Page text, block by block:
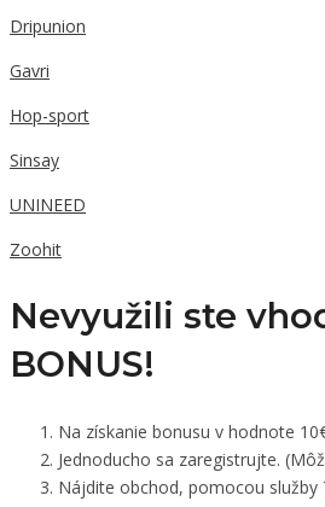
Dripunion
Gavri
Hop-sport
Sinsay
UNINEED
Zoohit
Nevyužili ste
BONUS!
Na získanie bonusu v hodnote
Jednoducho sa zaregistrujte.
Nájdite obchod, pomocou služby